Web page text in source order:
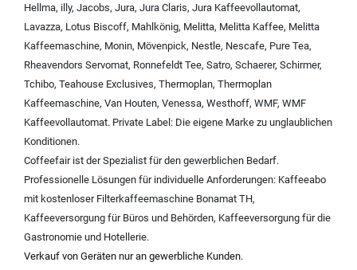
Hellma, illy, Jacobs, Jura, Jura Claris, Jura Kaffeevollautomat,
Lavazza, Lotus Biscoff, Mahlkönig, Melitta, Melitta Kaffee, Melitta
Kaffeemaschine, Monin, Mövenpick, Nestle, Nescafe, Pure Tea,
Rheavendors Servomat, Ronnefeldt Tee, Satro, Schaerer, Schirmer,
Tchibo, Teahouse Exclusives, Thermoplan, Thermoplan
Kaffeemaschine, Van Houten, Venessa, Westhoff, WMF, WMF
Kaffeevollautomat. Private Label: Die eigene Marke zu unglaublichen
Konditionen.
Coffeefair ist der Spezialist für den gewerblichen Bedarf.
Professionelle Lösungen für individuelle Anforderungen: Kaffeeabo
mit kostenloser Filterkaffeemaschine Bonamat TH,
Kaffeeversorgung für Büros und Behörden, Kaffeeversorgung für die
Gastronomie und Hotellerie.
Verkauf von Geräten nur an gewerbliche Kunden.